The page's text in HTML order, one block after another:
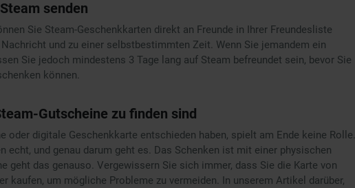
senden
Sie Steam-Geschenkkarten direkt an Freunde in Ihrer Freundesliste
und zu einer selbstbestimmten Zeit. Wenn Sie jemandem ein
Sie jedoch mindestens 3 Tage lang auf Steam befreundet sein, bevor Sie
können.
Gutscheine zu finden sind
oder digitale Geschenkkarte entschieden haben, spielt am Ende keine Rolle.
echt, und genau darum geht es. Das Schenken ist mit einer physischen
geht das genauso. Vergewissern Sie sich immer, dass Sie die Karte von
kaufen, um mögliche Probleme zu vermeiden. In unserem Artikel darüber,